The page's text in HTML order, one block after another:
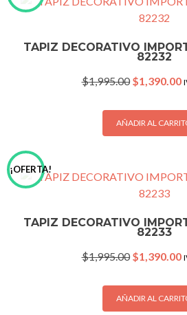
TAPIZ DECORATIVO
82232
$1,995.00 Original
was:
$1,995.00.
$1,390.00
AÑADIR AL
¡OFERTA!
TAPIZ DECORATIVO
82233
$1,995.00 Original
was:
$1,995.00.
$1,390.00
AÑADIR AL